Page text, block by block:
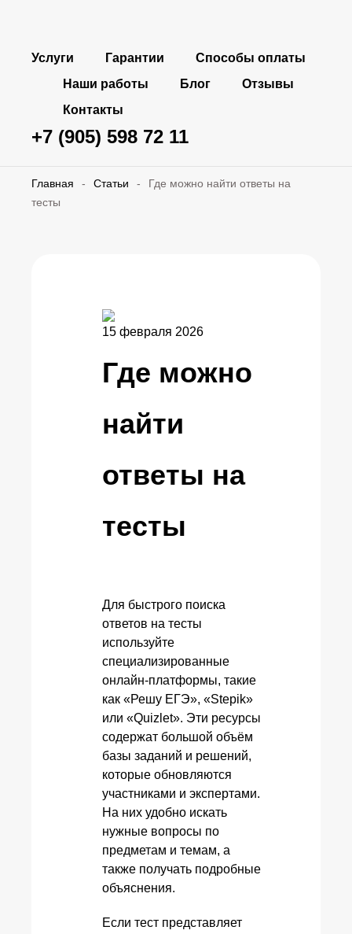
Услуги Гарантии
Способы оплаты
Наши работы
Блог
Отзывы
Контакты
+7 (905) 598 72 11
Главная - Статьи -
Где можно найти ответы на
тесты
15 февраля 2026
Где можно
найти
ответы на
тесты
Для быстрого поиска
ответов на тесты
используйте
специализированные
онлайн-платформы, такие
как «Решу ЕГЭ», «Stepik»
или «Quizlet». Эти ресурсы
содержат большой объём
базы заданий и решений,
которые обновляются
участниками и экспертами.
На них удобно искать
нужные вопросы по
предметам и темам, а
также получать подробные
объяснения.
Если тест представляет